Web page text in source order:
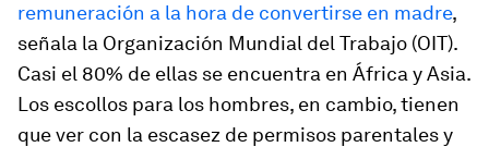
remuneración a la hora de convertirse en madre,
señala la Organización Mundial del Trabajo (OIT).
Casi el 80% de ellas se encuentra en África y Asia.
Los escollos para los hombres, en cambio, tienen
que ver con la escasez de permisos parentales y